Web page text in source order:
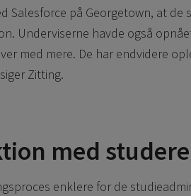
Salesforce på Georgetown, at
Underviserne havde også
med mere. De har endvidere
Zitting.
med
enklere for de